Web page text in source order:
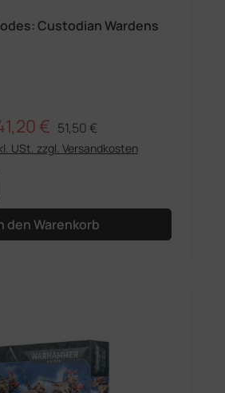
Custodian Wardens
€ Regulärer Preis:
51,50 €
USt. zzgl. Versandkosten
Gib den
den Warenkorb